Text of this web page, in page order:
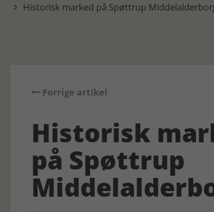
 Historisk marked på Spøttrup
Forrige artikel
Historisk
på Spøttrup